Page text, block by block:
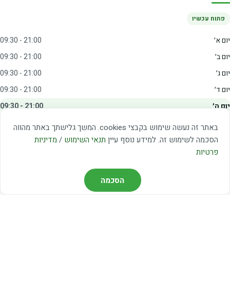
באתר זה נעשה שימוש בקבצי cookies. המשך גלישתך באתר מהווה
הסכמה לשימוש זה. למידע נוסף עיין תנאי השימוש / מדיניות
פרטיות
הסכמה
פתוח עכשיו
יום א׳
09:30 - 21:00
יום ב׳
09:30 - 21:00
יום ג׳
09:30 - 21:00
יום ד׳
09:30 - 21:00
יום ה׳
09:30 - 21:00
09:00 - 15:00
שבת
20:00 - 23:00